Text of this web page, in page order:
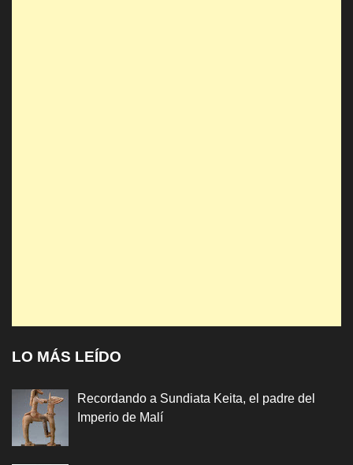
LO MÁS LEÍDO
Recordando a Sundiata Keita, el padre del
Imperio de Malí